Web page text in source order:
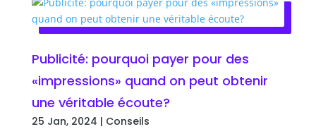
Publicité: pourquoi payer pour des
«impressions» quand on peut obtenir
une véritable écoute?
25 Jan, 2024 | Conseils